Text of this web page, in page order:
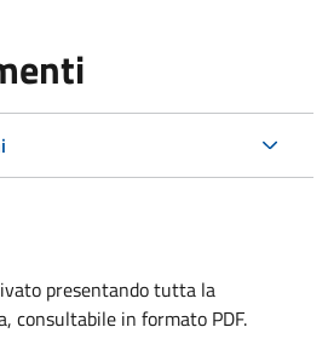
presentando tutta la
consultabile in formato PDF.